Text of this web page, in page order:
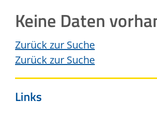
Keine Daten
Zurück zur Suche
Zurück zur Suche
Links